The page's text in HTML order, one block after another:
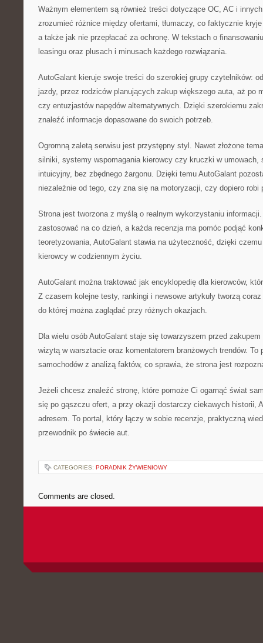
Ważnym elementem są również treści dotyczące OC, AC i
zrozumieć różnice między ofertami, tłumaczy, co faktycznie
a także jak nie przepłacać za ochronę. W tekstach o
leasingu oraz plusach i minusach każdego rozwiązania.
AutoGalant kieruje swoje treści do szerokiej grupy czytelników:
jazdy, przez rodziców planujących zakup większego auta, aż po
czy entuzjastów napędów alternatywnych. Dzięki szerokiemu
znaleźć informacje dopasowane do swoich potrzeb.
Ogromną zaletą serwisu jest przystępny styl. Nawet złożone
silniki, systemy wspomagania kierowcy czy kruczki w umowach,
intuicyjny, bez zbędnego żargonu. Dzięki temu AutoGalant
niezależnie od tego, czy zna się na motoryzacji, czy dopiero robi
Strona jest tworzona z myślą o realnym wykorzystaniu
zastosować na co dzień, a każda recenzja ma pomóc podjąć
teoretyzowania, AutoGalant stawia na użyteczność, dzięki
kierowcy w codziennym życiu.
AutoGalant można traktować jak encyklopedię dla kierowców,
Z czasem kolejne testy, rankingi i newsowe artykuły tworzą
do której można zaglądać przy różnych okazjach.
Dla wielu osób AutoGalant staje się towarzyszem przed
wizytą w warsztacie oraz komentatorem branżowych trendów. To
samochodów z analizą faktów, co sprawia, że strona jest
Jeżeli chcesz znaleźć stronę, które pomoże Ci ogarnąć świat
się po gąszczu ofert, a przy okazji dostarczy ciekawych historii,
adresem. To portal, który łączy w sobie recenzje, praktyczną
przewodnik po świecie aut.
CATEGORIES: PORADNIK ŻYWIENIOWY
Comments are closed.